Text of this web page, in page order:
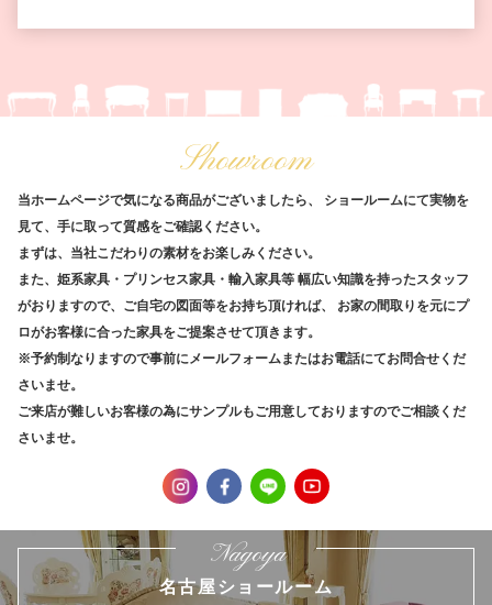
Showroom
当ホームページで気になる商品がございましたら、
ショールームにて実物を
見て、手に取って質感をご確認ください。
まずは、当社こだわりの素材をお楽しみください。
また、姫系家具・プリンセス家具・輸入家具等 幅広い知識を持ったスタッフ
がおりますので、ご自宅の図面等をお持ち頂ければ、
お家の間取りを元にプ
ロがお客様に合った家具をご提案させて頂きます。
※予約制なりますので事前にメールフォームまたはお電話にてお問合せくだ
さいませ。
ご来店が難しいお客様の為にサンプルもご用意しておりますのでご相談くだ
さいませ。
Nagoya
名古屋ショールーム